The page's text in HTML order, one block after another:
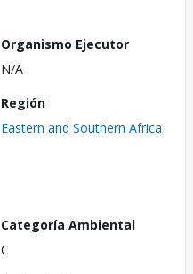
Organismo Ejecutor
N/A
Región
Eastern and Southern Africa
Categoría Ambiental
C